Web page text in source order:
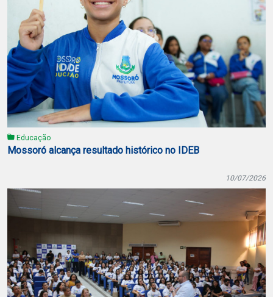
Educação
Mossoró alcança resultado histórico no IDEB
10/07/2026